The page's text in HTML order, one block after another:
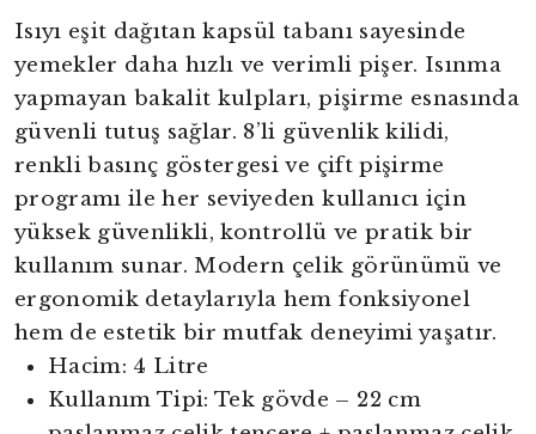
Isıyı eşit dağıtan kapsül tabanı sayesinde
yemekler daha hızlı ve verimli pişer. Isınma
yapmayan bakalit kulpları, pişirme esnasında
güvenli tutuş sağlar. 8’li güvenlik kilidi,
renkli basınç göstergesi ve çift pişirme
programı ile her seviyeden kullanıcı için
yüksek güvenlikli, kontrollü ve pratik bir
kullanım sunar. Modern çelik görünümü ve
ergonomik detaylarıyla hem fonksiyonel
hem de estetik bir mutfak deneyimi yaşatır.
Hacim: 4 Litre
Kullanım Tipi: Tek gövde – 22 cm